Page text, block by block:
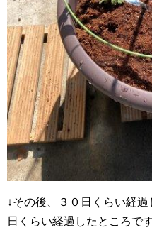
↓その後、３０日くらい経
日くらい経過したところです